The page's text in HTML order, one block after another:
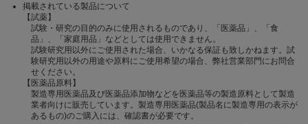
掲載されている製品について
【試薬】
試験・研究の目的のみに使用されるものであり、「医薬品」、「食
品」、「家庭用品」などとしては使用できません。
試験研究用以外にご使用された場合、いかなる保証も致しかねます。試
験研究用以外の用途や原料にご使用希望の場合、弊社営業部門にお問合
せください。
【医薬品原料】
製造専用医薬品及び医薬品添加物などを医薬品等の製造原料として製造
業者向けに販売しています。製造専用医薬品(製品名に製造専用の表示が
あるもの)のご購入には、確認書が必要です。